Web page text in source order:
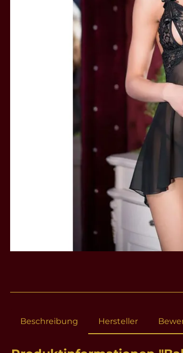
Beschreibung Hersteller